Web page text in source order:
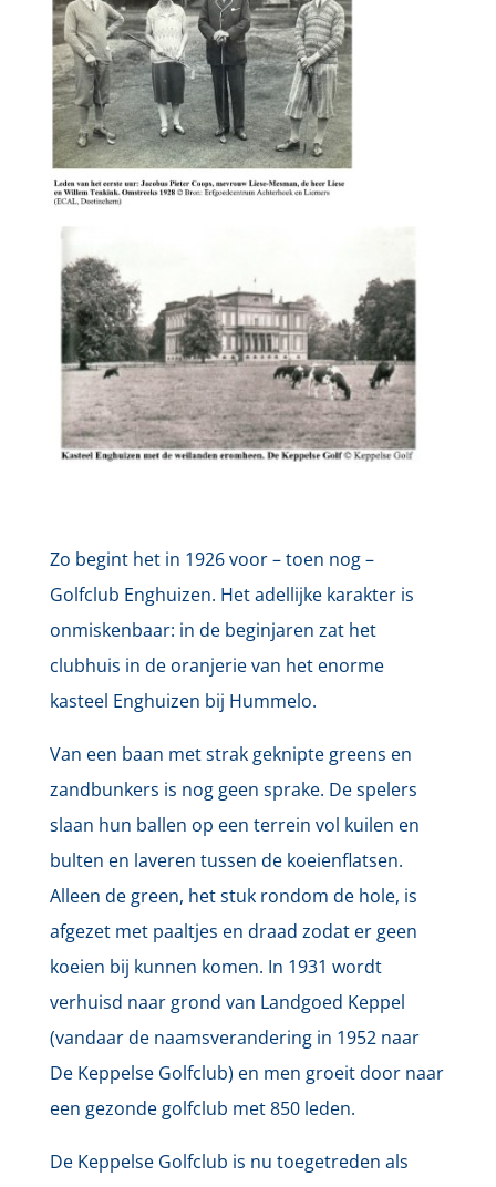
Zo begint het in 1926 voor – toen nog –
Golfclub Enghuizen. Het adellijke karakter is
onmiskenbaar: in de beginjaren zat het
clubhuis in de oranjerie van het enorme
kasteel Enghuizen bij Hummelo.
Van een baan met strak geknipte greens en
zandbunkers is nog geen sprake. De spelers
slaan hun ballen op een terrein vol kuilen en
bulten en laveren tussen de koeienflatsen.
Alleen de green, het stuk rondom de hole, is
afgezet met paaltjes en draad zodat er geen
koeien bij kunnen komen. In 1931 wordt
verhuisd naar grond van Landgoed Keppel
(vandaar de naamsverandering in 1952 naar
De Keppelse Golfclub) en men groeit door naar
een gezonde golfclub met 850 leden.
De Keppelse Golfclub is nu toegetreden als